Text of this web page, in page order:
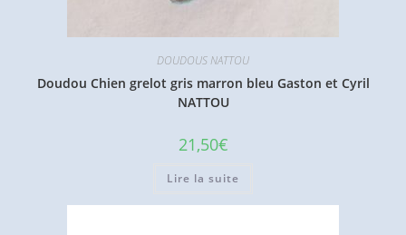
DOUDOUS NATTOU
Doudou Chien grelot gris marron bleu Gaston et Cyril
NATTOU
21,50€
Lire la suite